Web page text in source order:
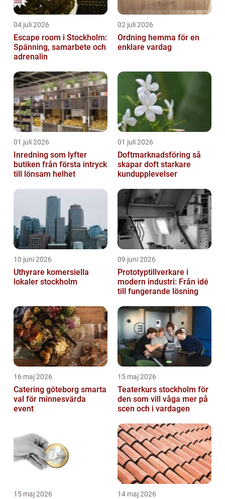
04 juli 2026
Escape room i Stockholm:
Spänning, samarbete och
adrenalin
02 juli 2026
Ordning hemma för en
enklare vardag
01 juli 2026
Inredning som lyfter
butiken från första intryck
till lönsam helhet
01 juli 2026
Doftmarknadsföring så
skapar doft starkare
kundupplevelser
10 juni 2026
Uthyrare komersiella
lokaler stockholm
09 juni 2026
Prototyptillverkare i
modern industri: Från idé
till fungerande lösning
16 maj 2026
Catering göteborg smarta
val för minnesvärda
event
15 maj 2026
Teaterkurs stockholm för
den som vill våga mer på
scen och i vardagen
15 maj 2026 14 maj 2026